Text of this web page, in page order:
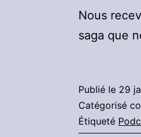
Nous
saga que
Publié le 29
Catégorisé
Étiqueté